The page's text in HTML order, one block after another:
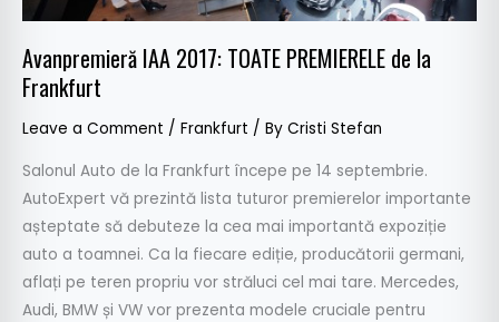
Avanpremieră IAA 2017: TOATE PREMIERELE de la
Frankfurt
Leave a Comment / Frankfurt / By Cristi Stefan
Salonul Auto de la Frankfurt începe pe 14 septembrie.
AutoExpert vă prezintă lista tuturor premierelor importante
așteptate să debuteze la cea mai importantă expoziție
auto a toamnei. Ca la fiecare ediție, producătorii germani,
aflați pe teren propriu vor străluci cel mai tare. Mercedes,
Audi, BMW și VW vor prezenta modele cruciale pentru